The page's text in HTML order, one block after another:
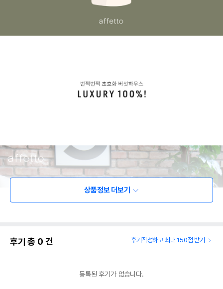
상품정보 더보기
후기 총 0 건 후기작성하고 최대 150점 받기
등록된 후기가 없습니다.